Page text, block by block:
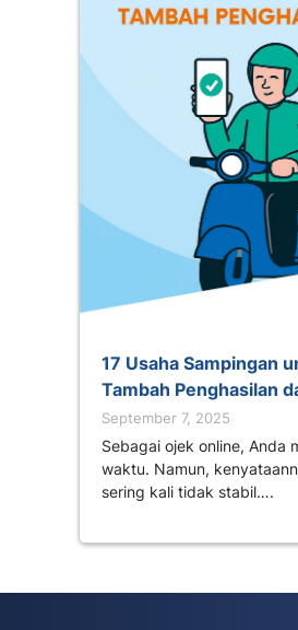
17 Usaha Sampingan
Tambah Penghasilan
September 7, 2025
Sebagai ojek online, Anda
waktu. Namun,
sering kali tidak stabil….